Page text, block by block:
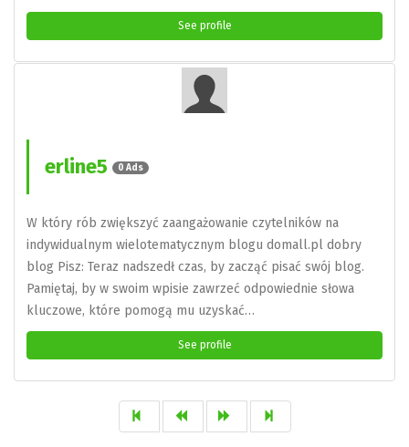
See profile
erline5 0 Ads
W który rób zwiększyć zaangażowanie czytelników na
indywidualnym wielotematycznym blogu domall.pl dobry
blog Pisz: Teraz nadszedł czas, by zacząć pisać swój blog.
Pamiętaj, by w swoim wpisie zawrzeć odpowiednie słowa
kluczowe, które pomogą mu uzyskać…
See profile